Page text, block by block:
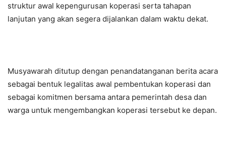
struktur awal kepengurusan koperasi serta tahapan
lanjutan yang akan segera dijalankan dalam waktu dekat.
Musyawarah ditutup dengan penandatanganan berita acara
sebagai bentuk legalitas awal pembentukan koperasi dan
sebagai komitmen bersama antara pemerintah desa dan
warga untuk mengembangkan koperasi tersebut ke depan.